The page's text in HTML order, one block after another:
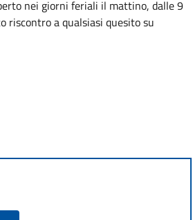
nei giorni feriali il mattino, dalle 9
riscontro a qualsiasi quesito su